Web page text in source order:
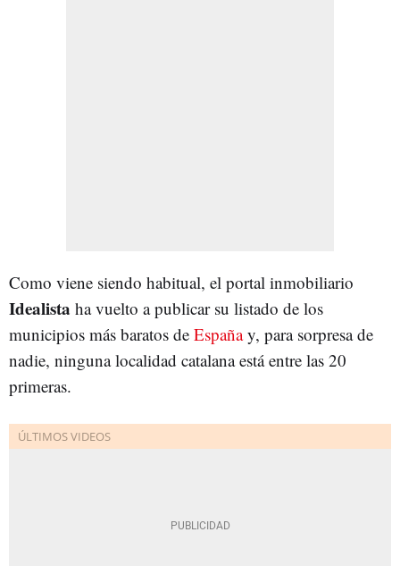
Como viene siendo habitual, el portal inmobiliario
Idealista ha vuelto a publicar su listado de los
municipios más baratos de Españay, para sorpresa de
nadie, ninguna localidad catalana está entre las 20
primeras.